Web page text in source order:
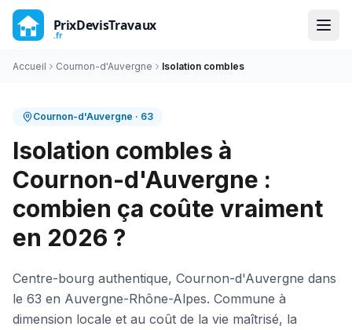
Accueil Cournon-d'Auvergne Isolation combles
Cournon-d'Auvergne · 63
Isolation combles à
Cournon-d'Auvergne :
combien ça coûte vraiment
en 2026 ?
Centre-bourg authentique, Cournon-d'Auvergne dans
le 63 en Auvergne-Rhône-Alpes. Commune à
dimension locale et au coût de la vie maîtrisé, la